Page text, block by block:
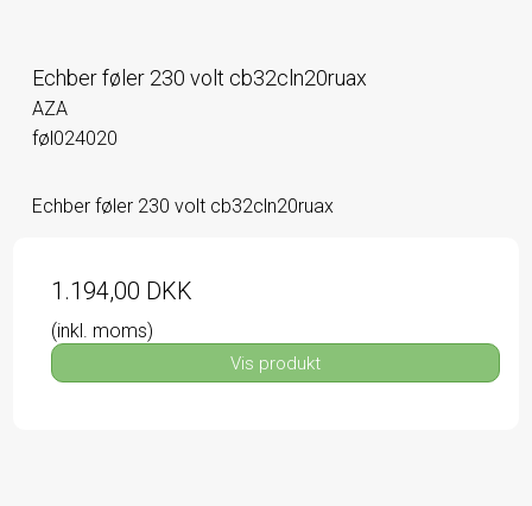
Echber føler 230 volt cb32cln20ruax
AZA
føl024020
Echber føler 230 volt cb32cln20ruax
1.194,00 DKK
(inkl. moms)
Vis produkt